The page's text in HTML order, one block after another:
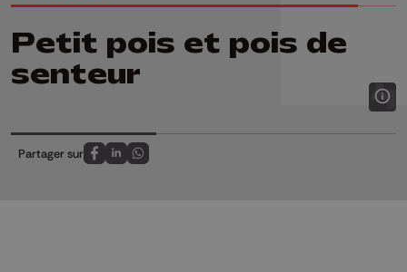
Petit pois et pois de
senteur
Partager sur
Partagez sur FaceBook
Partagez sur LinkedIn
Partagez sur Whatsapp